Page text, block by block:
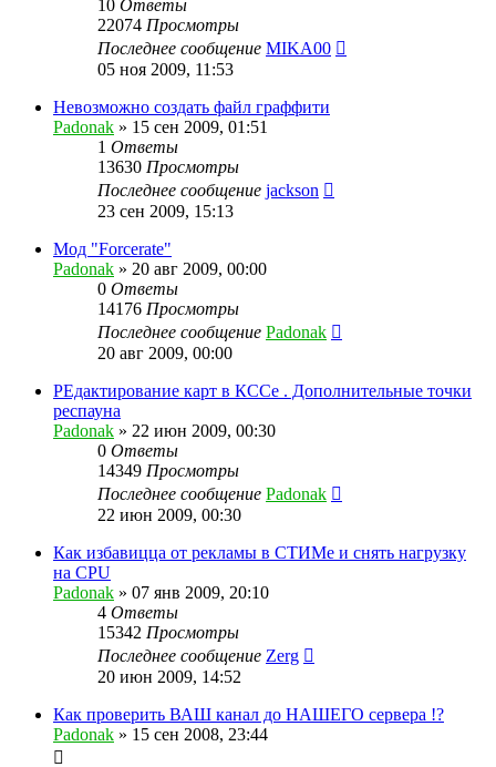
10 Ответы
22074 Просмотры
Последнее сообщение MIKA00
05 ноя 2009, 11:53
Невозможно создать файл граффити
Padonak » 15 сен 2009, 01:51
1 Ответы
13630 Просмотры
Последнее сообщение jackson
23 сен 2009, 15:13
Мод "Forcerate"
Padonak » 20 авг 2009, 00:00
0 Ответы
14176 Просмотры
Последнее сообщение Padonak
20 авг 2009, 00:00
РЕдактирование карт в КССе . Дополнительные точки
респауна
Padonak » 22 июн 2009, 00:30
0 Ответы
14349 Просмотры
Последнее сообщение Padonak
22 июн 2009, 00:30
Как избавицца от рекламы в СТИМе и снять нагрузку
на CPU
Padonak » 07 янв 2009, 20:10
4 Ответы
15342 Просмотры
Последнее сообщение Zerg
20 июн 2009, 14:52
Как проверить ВАШ канал до НАШЕГО сервера !?
Padonak » 15 сен 2008, 23:44